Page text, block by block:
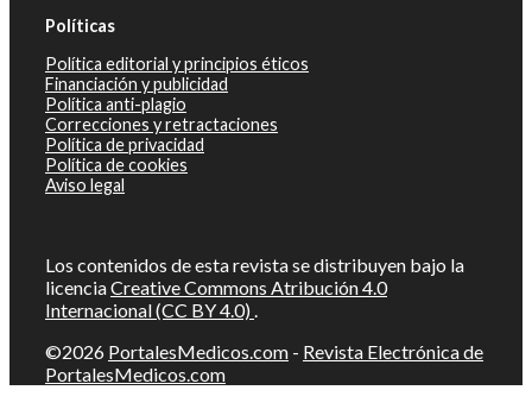
Políticas
Política editorial y principios éticos
Financiación y publicidad
Política anti-plagio
Correcciones y retractaciones
Política de privacidad
Política de cookies
Aviso legal
Los contenidos de esta revista se distribuyen bajo la
licenciaCreative Commons Atribución 4.0
Internacional (CC BY 4.0) .
©2026 PortalesMedicos.com - Revista Electrónica de
PortalesMedicos.com